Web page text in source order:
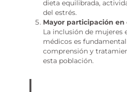
dieta equilibrada,
del estrés.
Mayor participación en
La inclusión de mujeres
médicos es
comprensión y
esta población.